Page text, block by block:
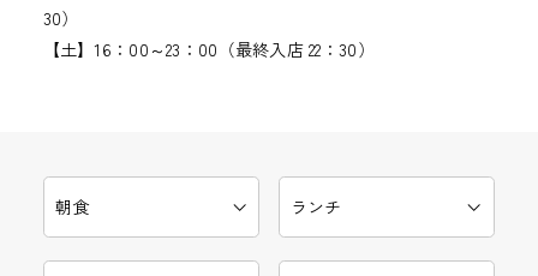
30）
【土】16：00～23：00（最終入店 22：30）
朝食 ランチ